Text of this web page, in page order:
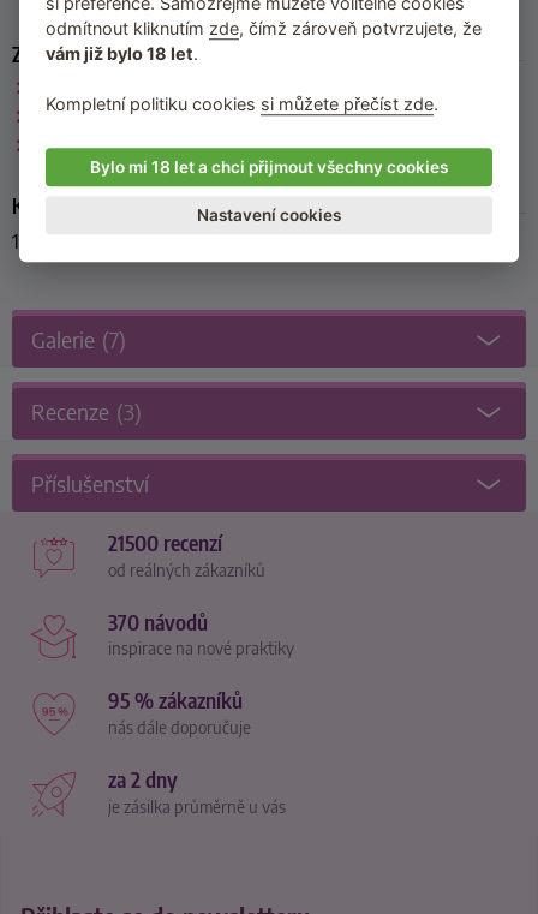
Zařazeno
California Exotic Novelties
Postroje pro připínací penisy
Kód produktu
12860-RED
Galerie (7)
Recenze (3)
Příslušenství
21500 recenzí
od reálných zákazníků
370 návodů
inspirace na nové praktiky
95 % zákazníků
nás dále doporučuje
za 2 dny
je zásilka průměrně u vás
odmítnout kliknutím zde, čímž zároveň potvrzujete, že
vám již bylo 18 let.
Kompletní politiku cookies si můžete přečíst zde.
Bylo mi 18 let a chci přijmout všechny cookies
Nastavení cookies